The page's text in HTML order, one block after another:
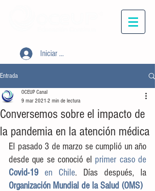
Iniciar sesión
Entrada
Conversemos sobre el impacto de
la pandemia en la atención médica
OCEUP Canal
9 mar 2021 2 min de lectura
El pasado 3 de marzo se cumplió un año
desde que se conoció el primer caso de
Covid-19 en Chile
Organización Mundial de la Salud (OMS)